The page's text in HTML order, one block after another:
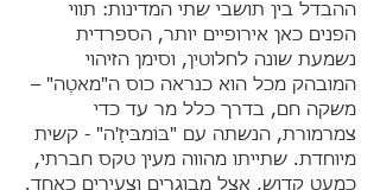
ההבדל בין תושבי שתי המדינות: תווי
הפנים כאן אירופיים יותר, הספרדית
נשמעת שונה לחלוטין, וסימן הזיהוי
המובהק מכל הוא כנראה כוס ה"מאטֶה" –
משקה חם, בדרך כלל מר עד כדי
צמרמורת, הנשתה עם "בּוֹמבּיזַ'ה" - קשית
מיוחדת. שתייתו מהווה מעין טקס חברתי,
כמעט קדוש, אצל מבוגרים וצעירים כאחד.